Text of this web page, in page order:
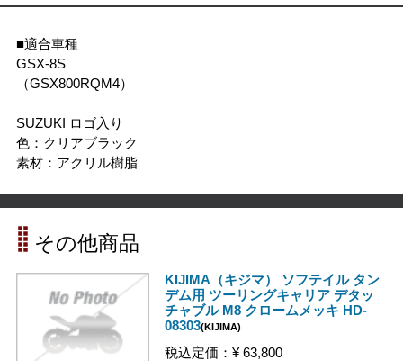
■適合車種
GSX-8S
（GSX800RQM4）
SUZUKI ロゴ入り
色：クリアブラック
素材：アクリル樹脂
その他商品
KIJIMA（キジマ） ソフテイル タン
デム用 ツーリングキャリア デタッ
チャブル M8 クロームメッキ HD-
08303(KIJIMA)
税込定価：¥ 63,800